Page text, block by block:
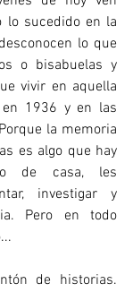
lo sucedido en la
lo que
o bisabuelas y
vivir en aquella
en 1936 y en las
la memoria
es algo que hay
de casa, les
investigar y
Pero en todo
de historias.